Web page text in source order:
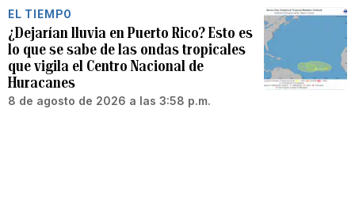
EL TIEMPO
¿Dejarían lluvia en Puerto Rico? Esto es
lo que se sabe de las ondas tropicales
que vigila el Centro Nacional de
Huracanes
8 de agosto de 2026 a las 3:58 p.m.